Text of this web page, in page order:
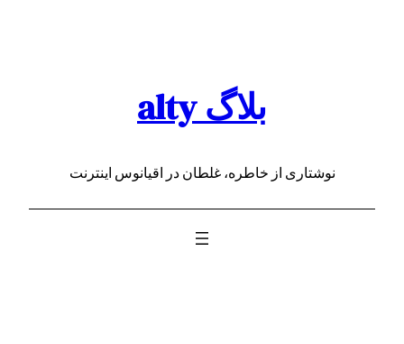
بلاگ alty
نوشتاری از خاطره، غلطان در اقیانوس اینترنت